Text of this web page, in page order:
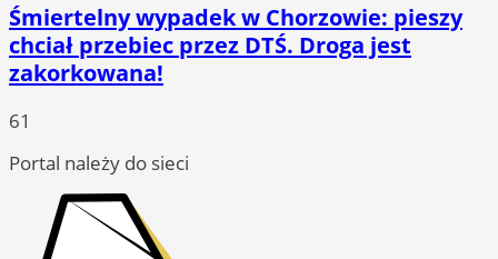
Śmiertelny wypadek w Chorzowie: pieszy
chciał przebiec przez DTŚ. Droga jest
zakorkowana!
61
Portal należy do sieci